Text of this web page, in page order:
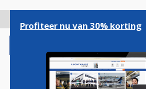
gaan
Profiteer nu van 30% korting